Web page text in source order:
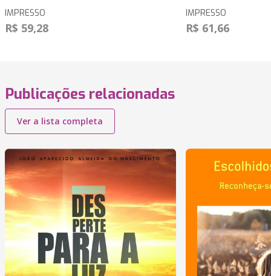
IMPRESSO
R$ 59,28
IMPRESSO
R$ 61,66
Publicações relacionadas
Ver a lista completa